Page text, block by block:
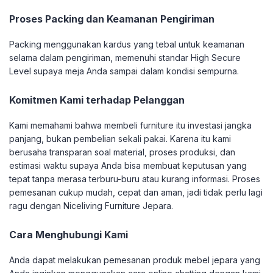
Proses Packing dan Keamanan Pengiriman
Packing menggunakan kardus yang tebal untuk keamanan
selama dalam pengiriman, memenuhi standar High Secure
Level supaya meja Anda sampai dalam kondisi sempurna.
Komitmen Kami terhadap Pelanggan
Kami memahami bahwa membeli furniture itu investasi jangka
panjang, bukan pembelian sekali pakai. Karena itu kami
berusaha transparan soal material, proses produksi, dan
estimasi waktu supaya Anda bisa membuat keputusan yang
tepat tanpa merasa terburu-buru atau kurang informasi. Proses
pemesanan cukup mudah, cepat dan aman, jadi tidak perlu lagi
ragu dengan Niceliving Furniture Jepara.
Cara Menghubungi Kami
Anda dapat melakukan pemesanan produk mebel jepara yang